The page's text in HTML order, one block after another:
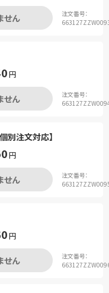
せん
注文番号：
円
せん
注文番号：
別注文対応】
円
せん
注文番号：
円
せん
注文番号：